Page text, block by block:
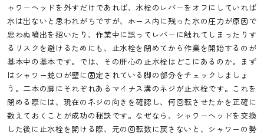
ャワーヘッドを外すだけであれば、水栓のレバーをオフにしていれば
水は出ないと思われがちですが、ホース内に残った水の圧力が原因で
思わぬ噴出を招いたり、作業中に誤ってレバーに触れてしまったりす
るリスクを避けるためにも、止水栓を閉めてから作業を開始するのが
基本中の基本です。では、その肝心の止水栓はどこにあるのか。まず
はシャワー蛇口が壁に固定されている脚の部分をチェックしましょ
う。二本の脚にそれぞれあるマイナス溝のネジが止水栓です。これを
閉める際には、現在のネジの向きを確認し、何回転させたかを正確に
数えておくことが成功の秘訣です。なぜなら、シャワーヘッドを交換
した後に止水栓を開ける際、元の回転数に戻さないと、シャワーの勢